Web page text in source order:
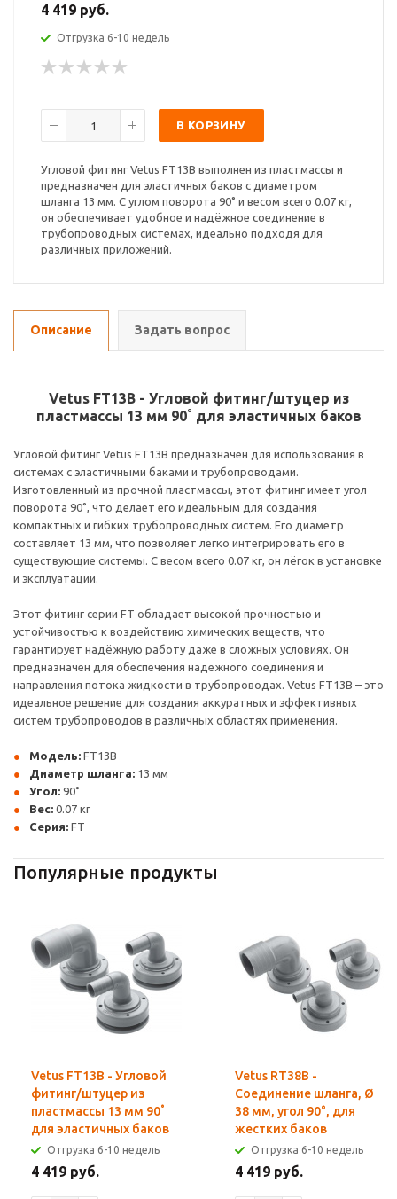
4 419 руб.
Отгрузка 6-10 недель
В КОРЗИНУ
Угловой фитинг Vetus FT13B выполнен из пластмассы и
предназначен для эластичных баков с диаметром
шланга 13 мм. С углом поворота 90˚ и весом всего 0.07 кг,
он обеспечивает удобное и надёжное соединение в
трубопроводных системах, идеально подходя для
различных приложений.
Описание Задать вопрос
Vetus FT13B - Угловой фитинг/штуцер из
пластмассы 13 мм 90˚ для эластичных баков
Угловой фитинг Vetus FT13B предназначен для использования в
системах с эластичными баками и трубопроводами.
Изготовленный из прочной пластмассы, этот фитинг имеет угол
поворота 90˚, что делает его идеальным для создания
компактных и гибких трубопроводных систем. Его диаметр
составляет 13 мм, что позволяет легко интегрировать его в
существующие системы. С весом всего 0.07 кг, он лёгок в установке
и эксплуатации.
Этот фитинг серии FT обладает высокой прочностью и
устойчивостью к воздействию химических веществ, что
гарантирует надёжную работу даже в сложных условиях. Он
предназначен для обеспечения надежного соединения и
направления потока жидкости в трубопроводах. Vetus FT13B – это
идеальное решение для создания аккуратных и эффективных
систем трубопроводов в различных областях применения.
Модель: FT13B
Диаметр шланга: 13 мм
Угол: 90˚
Вес: 0.07 кг
Серия: FT
Популярные продукты
Vetus FT13B - Угловой
фитинг/штуцер из
пластмассы 13 мм 90˚
для эластичных баков
Отгрузка 6-10 недель
4 419 руб.
Vetus RT38B -
Соединение шланга, Ø
38 мм, угол 90°, для
жестких баков
Отгрузка 6-10 недель
4 419 руб.